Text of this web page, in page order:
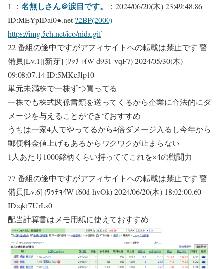
1 ： 名無しさん＠涙目です。
：2024/06/20(木) 23:49:48.86
ID:MEYpIDai0●.net?2BP(2000)
https://img.5ch.net/ico/nida.gif
22 番組の途中ですがアフィサイトへの転載は禁止です 警
備員[Lv.1][新芽] (ﾜｯﾁｮｲW d931-vqF7) 2024/05/30(木)
09:08:07.14 ID:5MKeJfp10
単元未満株で一株ずつ買ってる
一株でも株式関係書類を送ってくるから企業に合法的にダ
メージを与えることができておすすめ
うちは一家4人でやってるから4倍ダメージ入るし今年から
郵便料金値上げもあるからワクワクが止まらない
1人あたり1000銘柄くらい持っててこれを×4の戦闘力
77 番組の途中ですがアフィサイトへの転載は禁止です 警
備員[Lv.6] (ﾜｯﾁｮｲW f60d-hvOk) 2024/06/20(木) 18:02:00.60
ID:qkf7UrLs0
配当計算書はメモ用紙に使えておすすめ